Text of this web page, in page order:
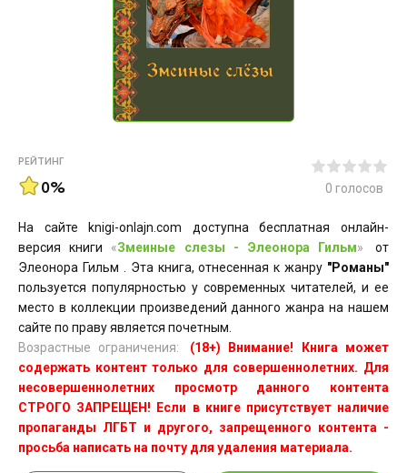
РЕЙТИНГ
0% 0 голосов
На сайте knigi-onlajn.com доступна бесплатная онлайн-
версия книги «Змеиные слезы - Элеонора Гильм»
от
Элеонора Гильм . Эта книга, отнесенная к жанру "Романы"
пользуется популярностью у современных читателей, и ее
место в коллекции произведений данного жанра на нашем
сайте по праву является почетным.
Возрастные ограничения:
(18+) Внимание! Книга может
содержать контент только для совершеннолетних. Для
несовершеннолетних просмотр данного контента
СТРОГО ЗАПРЕЩЕН! Если в книге присутствует наличие
пропаганды ЛГБТ и другого, запрещенного контента -
просьба написать на почту для удаления материала.